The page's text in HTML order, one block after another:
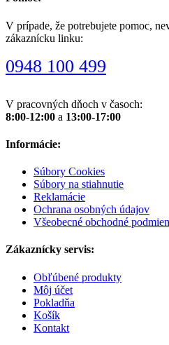
V prípade, že potrebujete pomoc,
zákaznícku linku:
0948 100 499
V pracovných dňoch v časoch:
8:00-12:00 a 13:00-17:00
Informácie:
Súbory Cookies
Súbory na stiahnutie
Reklamácie
Ochrana osobných údajov
Všeobecné obchodné
Zákaznícky servis:
Obľúbené produkty
Môj účet
Pokladňa
Košík
Kontakt